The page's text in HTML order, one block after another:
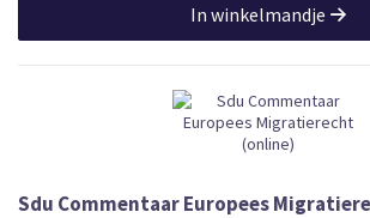
In winkelmandje
Sdu Commentaar Europees